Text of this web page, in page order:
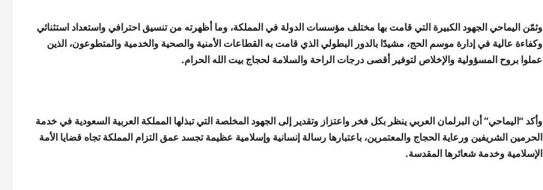
وثمّن اليماحي الجهود الكبيرة التي قامت بها مختلف مؤسسات الدولة في المملكة، وما أظهرته من تنسيق احترافي واستعداد استثنائي
وكفاءة عالية في إدارة موسم الحج، مشيدًا بالدور البطولي الذي قامت به القطاعات الأمنية والصحية والخدمية والمتطوعون، الذين
عملوا بروح المسؤولية والإخلاص لتوفير أقصى درجات الراحة والسلامة لحجاج بيت الله الحرام.
وأكد “اليماحي” أن البرلمان العربي ينظر بكل فخر واعتزاز وتقدير إلى الجهود المخلصة التي تبذلها المملكة العربية السعودية في خدمة
الحرمين الشريفين ورعاية الحجاج والمعتمرين، باعتبارها رسالة إنسانية وإسلامية عظيمة تجسد عمق التزام المملكة تجاه قضايا الأمة
الإسلامية وخدمة شعائرها المقدسة.